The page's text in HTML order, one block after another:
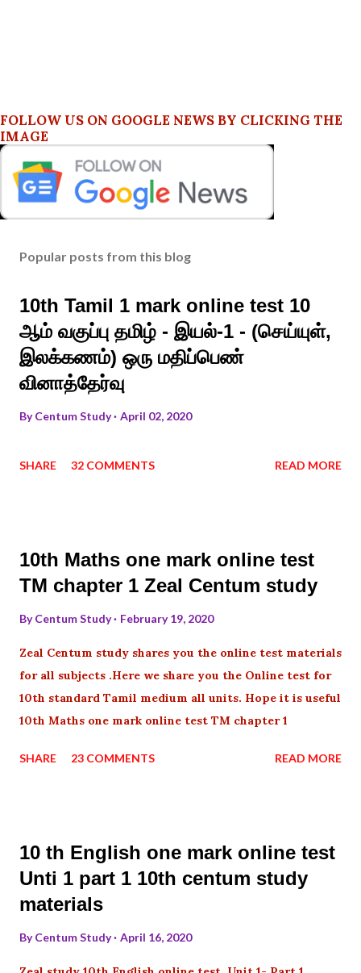
FOLLOW US ON GOOGLE NEWS BY CLICKING THE
IMAGE
Popular posts from this blog
10th Tamil 1 mark online test 10
ஆம் வகுப்பு தமிழ் - இயல்-1 - (செய்யுள்,
இலக்கணம்) ஒரு மதிப்பெண்
வினாத்தேர்வு
ByCentum Study April 02, 2020
SHARE 32 COMMENTS READ MORE
10th Maths one mark online test
TM chapter 1 Zeal Centum study
ByCentum Study February 19, 2020
Zeal Centum study shares you the online test materials
for all subjects .Here we share you the Online test for
10th standard Tamil medium all units. Hope it is useful
10th Maths one mark online test TM chapter 1
SHARE 23 COMMENTS READ MORE
10 th English one mark online test
Unti 1 part 1 10th centum study
materials
ByCentum Study April 16, 2020